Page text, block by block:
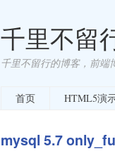
千里不留
千里不留行的博客，前端
首页 HTML5演
mysql 5.7